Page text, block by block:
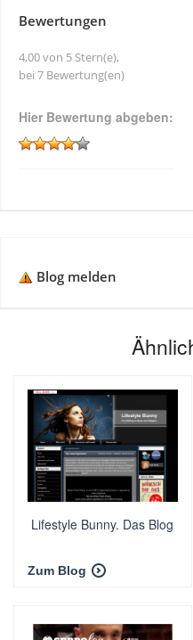
Bewertungen
4,00 von 5 Stern(e),
bei 7 Bewertung(en)
Hier Bewertung abgeben:
Blog melden
Lifestyle Bunny. Das Blog
Zum Blog